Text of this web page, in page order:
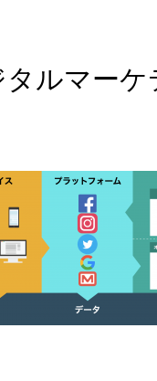
ルマーケ